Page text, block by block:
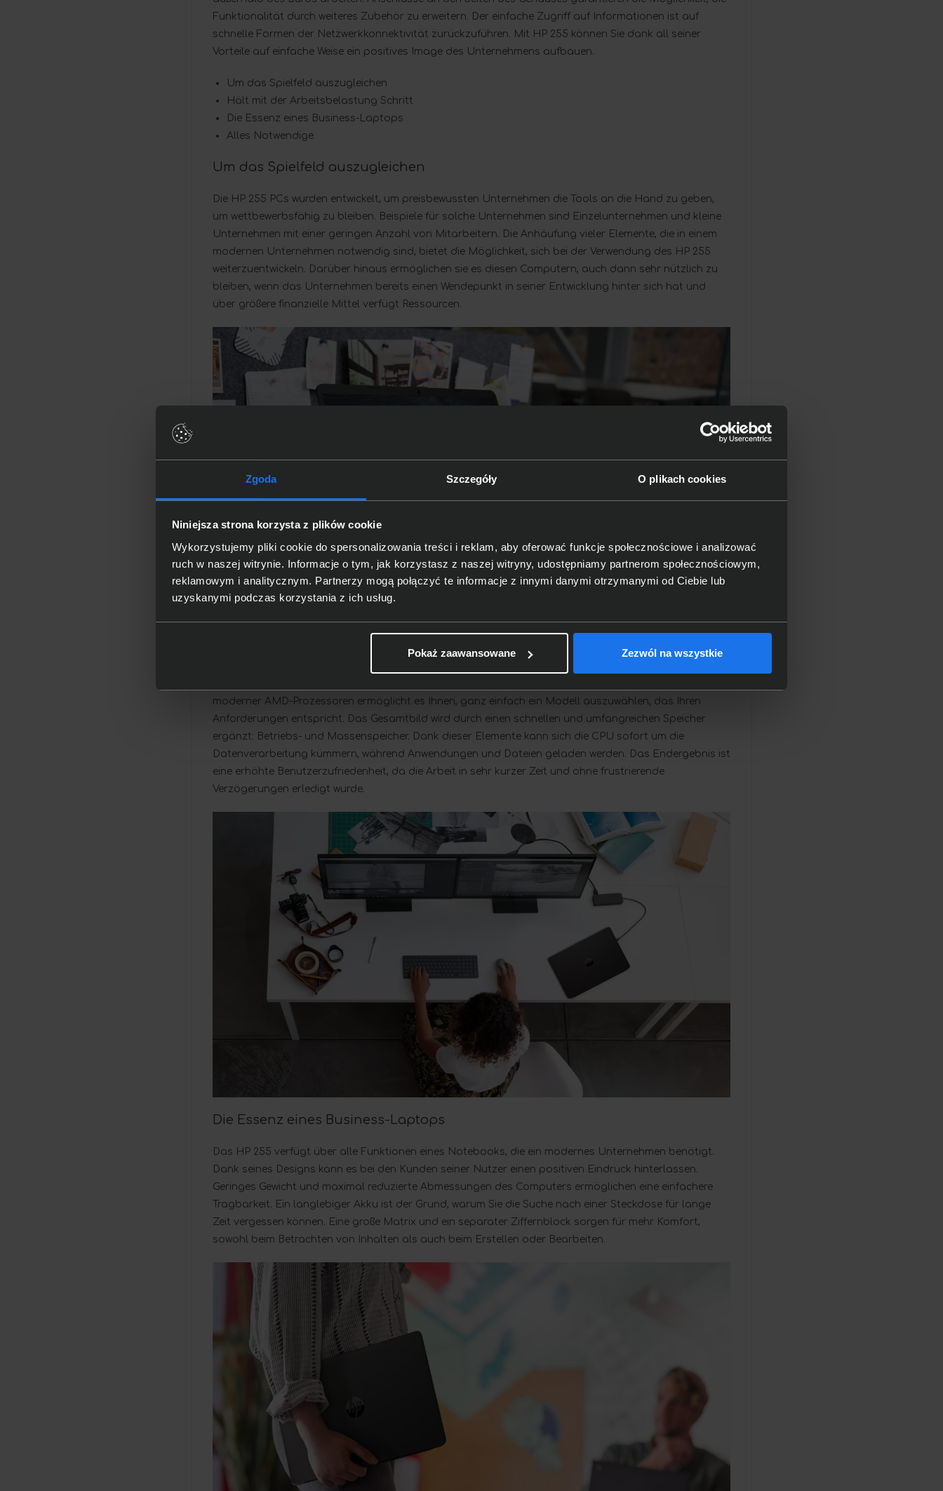
Zgoda Szczegóły O plikach cookies
Niniejsza strona korzysta z plików cookie
Wykorzystujemy pliki cookie do spersonalizowania treści i reklam, aby oferować funkcje społecznościowe i analizować
ruch w naszej witrynie. Informacje o tym, jak korzystasz z naszej witryny, udostępniamy partnerom społecznościowym,
reklamowym i analitycznym. Partnerzy mogą połączyć te informacje z innymi danymi otrzymanymi od Ciebie lub
uzyskanymi podczas korzystania z ich usług.
Pokaż zaawansowane Zezwól na wszystkie
Funktionalität durch weiteres Zubehör zu erweitern. Der einfache Zugriff auf Informationen ist auf
schnelle Formen der Netzwerkkonnektivität zurückzuführen. Mit HP 255 können Sie dank all seiner
Vorteile auf einfache Weise ein positives Image des Unternehmens aufbauen.
Um das Spielfeld auszugleichen
Hält mit der Arbeitsbelastung Schritt
Die Essenz eines Business-Laptops
Alles Notwendige
Um das Spielfeld auszugleichen
Die HP 255 PCs wurden entwickelt, um preisbewussten Unternehmen die Tools an die Hand zu geben,
um wettbewerbsfähig zu bleiben. Beispiele für solche Unternehmen sind Einzelunternehmen und kleine
Unternehmen mit einer geringen Anzahl von Mitarbeitern. Die Anhäufung vieler Elemente, die in einem
modernen Unternehmen notwendig sind, bietet die Möglichkeit, sich bei der Verwendung des HP 255
weiterzuentwickeln. Darüber hinaus ermöglichen sie es diesen Computern, auch dann sehr nützlich zu
bleiben, wenn das Unternehmen bereits einen Wendepunkt in seiner Entwicklung hinter sich hat und
über größere finanzielle Mittel verfügt Ressourcen.
Hält mit der Arbeitsbelastung Schritt
moderner AMD-Prozessoren ermöglicht es Ihnen, ganz einfach ein Modell auszuwählen, das Ihren
Anforderungen entspricht. Das Gesamtbild wird durch einen schnellen und umfangreichen Speicher
ergänzt: Betriebs- und Massenspeicher. Dank dieser Elemente kann sich die CPU sofort um die
Datenverarbeitung kümmern, während Anwendungen und Dateien geladen werden. Das Endergebnis ist
eine erhöhte Benutzerzufriedenheit, da die Arbeit in sehr kurzer Zeit und ohne frustrierende
Verzögerungen erledigt wurde.
Die Essenz eines Business-Laptops
Das HP 255 verfügt über alle Funktionen eines Notebooks, die ein modernes Unternehmen benötigt.
Dank seines Designs kann es bei den Kunden seiner Nutzer einen positiven Eindruck hinterlassen.
Geringes Gewicht und maximal reduzierte Abmessungen des Computers ermöglichen eine einfachere
Tragbarkeit. Ein langlebiger Akku ist der Grund, warum Sie die Suche nach einer Steckdose für lange
Zeit vergessen können. Eine große Matrix und ein separater Ziffernblock sorgen für mehr Komfort,
sowohl beim Betrachten von Inhalten als auch beim Erstellen oder Bearbeiten.